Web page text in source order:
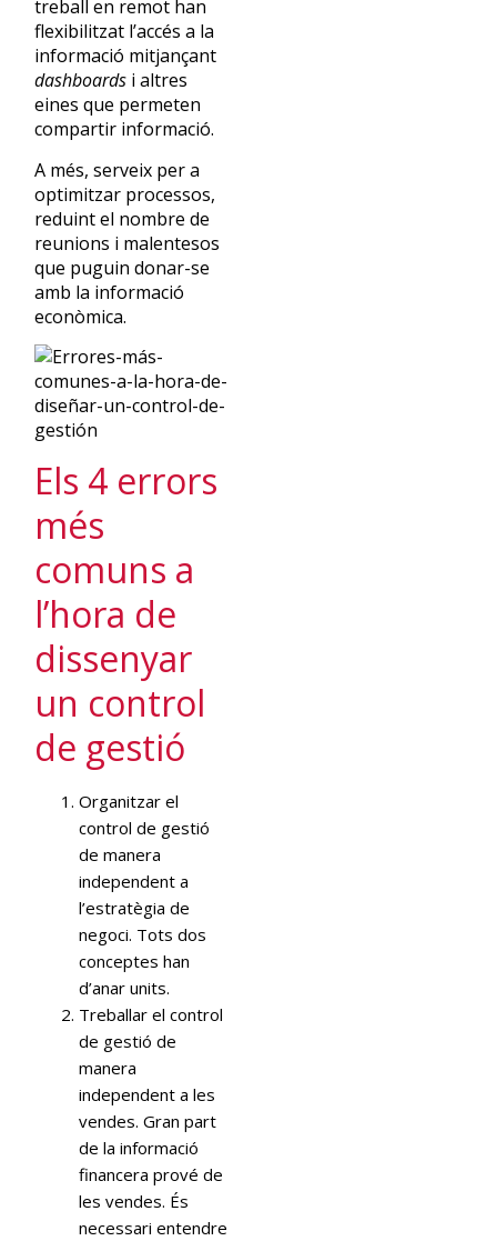
treball en remot han
flexibilitzat l’accés a la
informació mitjançant
dashboards i altres
eines que permeten
compartir informació.
A més, serveix per a
optimitzar processos,
reduint el nombre de
reunions i malentesos
que puguin donar-se
amb la informació
econòmica.
Els 4 errors
més
comuns a
l’hora de
dissenyar
un control
de gestió
Organitzar el
control de gestió
de manera
independent a
l’estratègia de
negoci. Tots dos
conceptes han
d’anar units.
Treballar el control
de gestió de
manera
independent a les
vendes. Gran part
de la informació
financera prové de
les vendes. És
necessari entendre